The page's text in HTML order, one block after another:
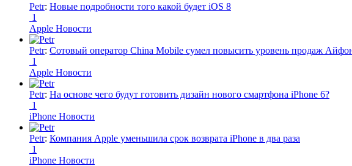
Petr: Новые подробности того какой будет iOS 8
1
Apple Новости
Petr: Сотовый оператор China Mobile сумел повысить уровень продаж
1
Apple Новости
Petr: На основе чего будут готовить дизайн нового смартфона iPhone 6?
1
iPhone Новости
Petr: Компания Apple уменьшила срок возврата iPhone в два раза
1
iPhone Новости